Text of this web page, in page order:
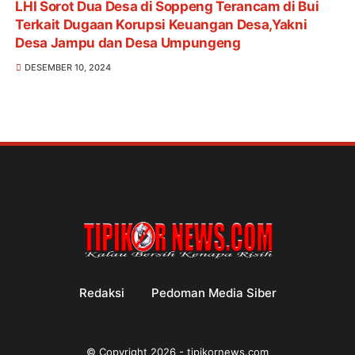
LHI Sorot Dua Desa di Soppeng Terancam di Bui
Terkait Dugaan Korupsi Keuangan Desa,Yakni
Desa Jampu dan Desa Umpungeng
DESEMBER 10, 2024
Redaksi Pedoman Media Siber
© Copyright 2026 - tipikornews.com